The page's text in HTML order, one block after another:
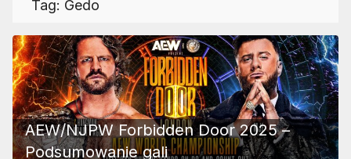
Tag: Gedo
AEW/NJPW Forbidden Door 2025 –
Podsumowanie gali